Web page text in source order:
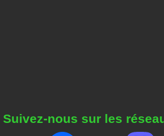
Suivez-nous sur les